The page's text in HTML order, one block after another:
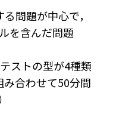
問題が中心で，
を含んだ問題
ストの型が4種類
合わせて50分間